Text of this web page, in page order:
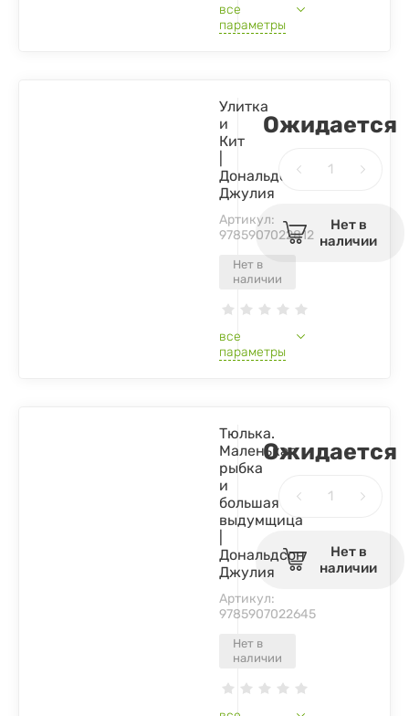
все
параметры
Нет в
наличии
Улитка
и
Кит
Дональдсон
Джулия
Артикул:
9785907022812
все
параметры
Ожидается
Нет в
наличии
Нет в
наличии
Тюлька.
Маленькая
рыбка
и
большая
выдумщица
Дональдсон
Джулия
Артикул:
9785907022645
Ожидается
Нет в
наличии